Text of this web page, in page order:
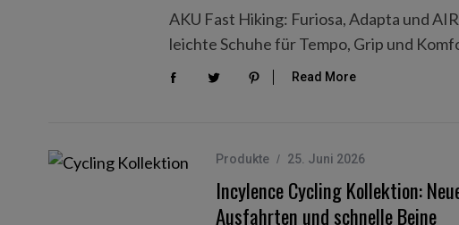
AKU Fast Hiking: Furiosa, Adapta und
leichte Schuhe für Tempo, Grip und
Read More
Produkte 25. Juni 2026
Incylence Cycling Kollektion:
Ausfahrten und schnelle Beine